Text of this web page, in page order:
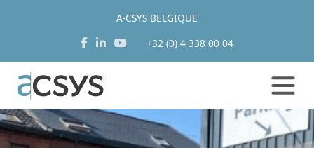
Aller
contenu
A-CSYS BELGIQUE
+32 (0) 4 338 00 04